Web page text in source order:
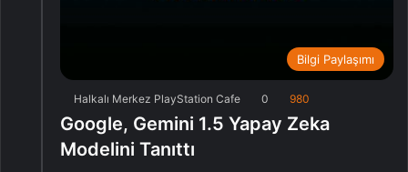
Bilgi Paylaşımı
Halkalı Merkez PlayStation Cafe 0 980
Google, Gemini 1.5 Yapay Zeka
Modelini Tanıttı